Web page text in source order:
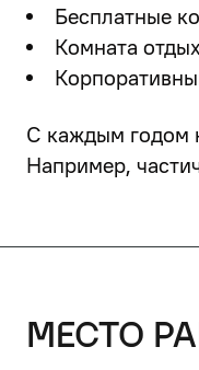
Бесплатные
Комната
С каждым годом
Например,
место